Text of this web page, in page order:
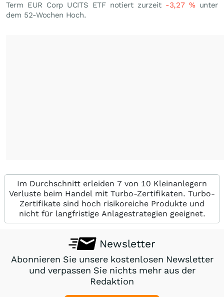
Term EUR Corp UCITS ETF notiert zurzeit -3,27 %unter
dem 52-Wochen Hoch.
Im Durchschnitt erleiden 7 von 10 Kleinanlegern
Verluste beim Handel mit Turbo-Zertifikaten. Turbo-
Zertifikate sind hoch risikoreiche Produkte und
nicht für langfristige Anlagestrategien geeignet.
Newsletter
Abonnieren Sie unsere kostenlosen Newsletter
und verpassen Sie nichts mehr aus der
Redaktion